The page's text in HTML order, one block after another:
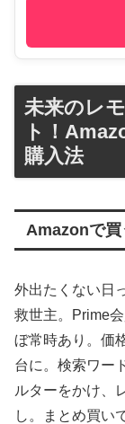
未来のレ
ト！
購入法
Amazonで買
外出たくない日
救世主。Prime
ぼ常時あり。価
台に。検索ワー
ルターをかけ、
し。まとめ買い